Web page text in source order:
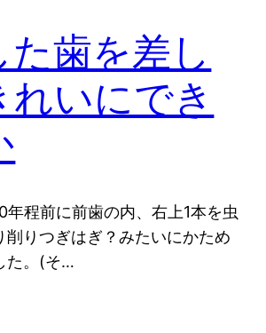
歯を差し
いにでき
年程前に前歯の内、右上1本を虫
削りつぎはぎ？みたいにかため
た。(そ…